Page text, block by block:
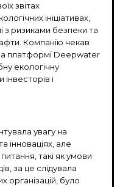
звітах
ініціативах,
з ризиками безпеки та
Компанію чекав
платформі Deepwater
екологічну
і
увагу на
інноваціях, але
такі як умови
за це слідувала
організацій, було